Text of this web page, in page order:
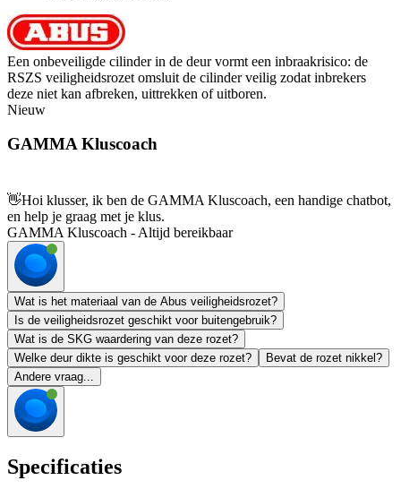
Een onbeveiligde cilinder in de deur vormt een inbraakrisico: de
RSZS veiligheidsrozet omsluit de cilinder veilig zodat inbrekers
deze niet kan afbreken, uittrekken of uitboren.
Nieuw
GAMMA Kluscoach
👋Hoi klusser, ik ben de GAMMA Kluscoach, een handige chatbot,
en help je graag met je klus.
GAMMA Kluscoach - Altijd bereikbaar
Wat is het materiaal van de Abus veiligheidsrozet?
Is de veiligheidsrozet geschikt voor buitengebruik?
Wat is de SKG waardering van deze rozet?
Welke deur dikte is geschikt voor deze rozet?
Bevat de rozet nikkel?
Andere vraag...
Specificaties